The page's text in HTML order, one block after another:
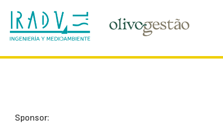
Sponsor: